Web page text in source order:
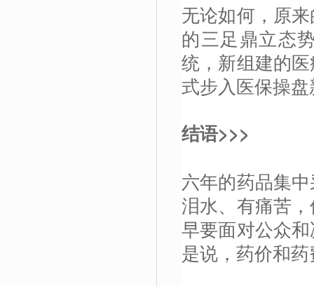
无论如何，原
的三足鼎立态
统，新组建的
式步入医保操
结语>>>
六年的药品集
泪水、有痛苦
早要面对公众
是说，药价和